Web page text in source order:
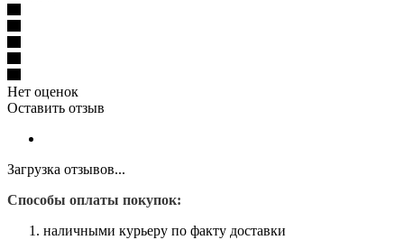
Нет оценок
Оставить отзыв
Загрузка отзывов...
Способы оплаты покупок:
наличными курьеру по факту доставки